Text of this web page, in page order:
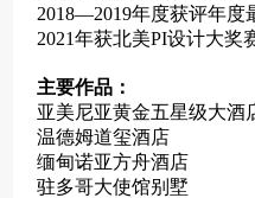
2018—2019年度获评年度
2021年获北美PI设计大奖
主要作品：
亚美尼亚黄金五星级大酒
温德姆道玺酒店
缅甸诺亚方舟酒店
驻多哥大使馆别墅